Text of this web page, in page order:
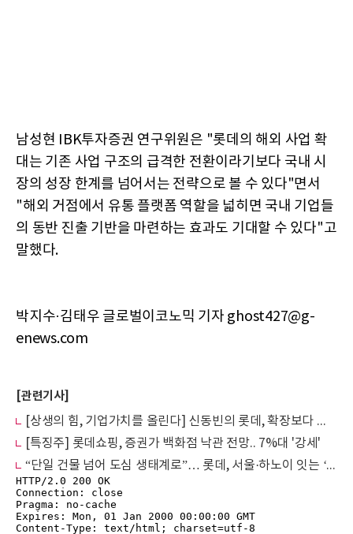
남성현 IBK투자증권 연구위원은 "롯데의 해외 사업 확
대는 기존 사업 구조의 급격한 전환이라기보다 국내 시
장의 성장 한계를 넘어서는 전략으로 볼 수 있다"면서
"해외 거점에서 유통 플랫폼 역할을 넓히면 국내 기업들
의 동반 진출 기반을 마련하는 효과도 기대할 수 있다"고
말했다.
박지수·김태우 글로벌이코노믹 기자 ghost427@g-
enews.com
[관련기사]
[상생의 힘, 기업가치를 올린다] 신동빈의 롯데, 확장보다 선별의 시간
[특징주] 롯데쇼핑, 증권가 백화점 낙관 전망.. 7%대 '강세'
“단일 건물 넘어 도심 생태계로”… 롯데, 서울·하노이 잇는 ‘통합 복합 도시 모델’ 선도